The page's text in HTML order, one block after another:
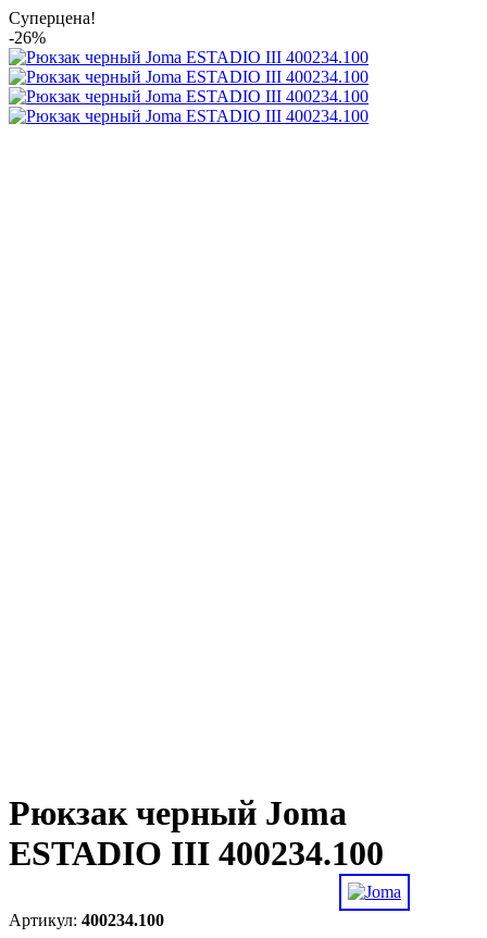
Суперцена!
-26%
Рюкзак черный Joma
ESTADIO III 400234.100
400234.100